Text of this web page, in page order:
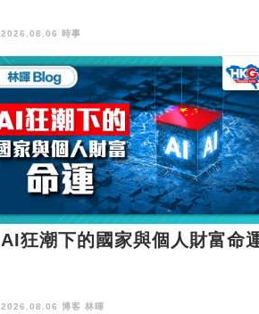
2026.08.06 時事
AI狂潮下的國家與個人財富命
2026.08.06 博客 林暉